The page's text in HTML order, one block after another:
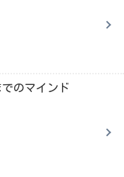
のマインド